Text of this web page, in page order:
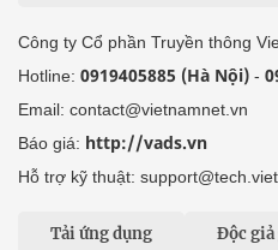
Công ty Cổ phần Truyền thông
Hotline: 0919405885 (Hà Nội) -
Email: contact@vietnamnet.vn
Báo giá: http://vads.vn
Hỗ trợ kỹ thuật:
Tải ứng dụng Độc giả